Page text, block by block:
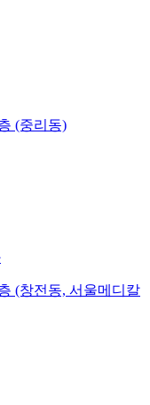
(중리동)
(창전동, 서울메디칼